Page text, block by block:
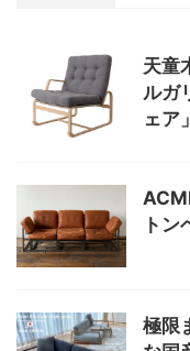
天童
ルガ
ェア」
ト
極限